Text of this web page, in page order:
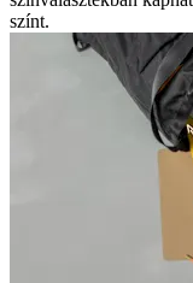
színt.